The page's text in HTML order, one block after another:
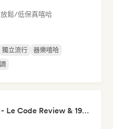
放鬆/低保真嘻哈
獨立流行
器樂嘻哈
Sandra Gomes - Le Code Review & 1993initiales